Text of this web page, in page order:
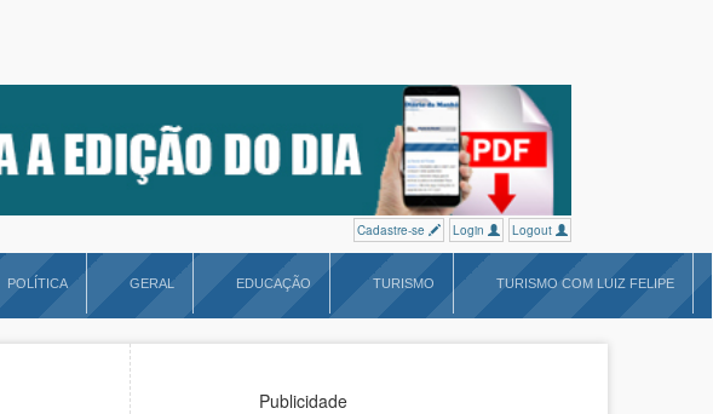
Cadastre-se Login Logout
POLÍTICA GERAL EDUCAÇÃO TURISMO TURISMO COM LUIZ FELIPE
Publicidade